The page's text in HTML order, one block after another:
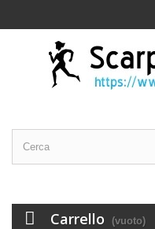
Carrello (vuoto)